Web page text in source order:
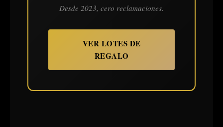
Desde 2023, cero reclamaciones.
VER LOTES DE
REGALO